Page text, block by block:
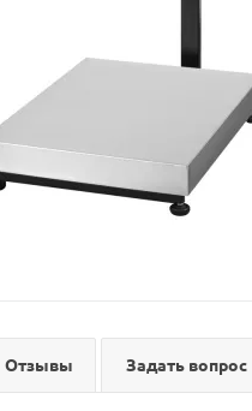
Отзывы Задать вопрос